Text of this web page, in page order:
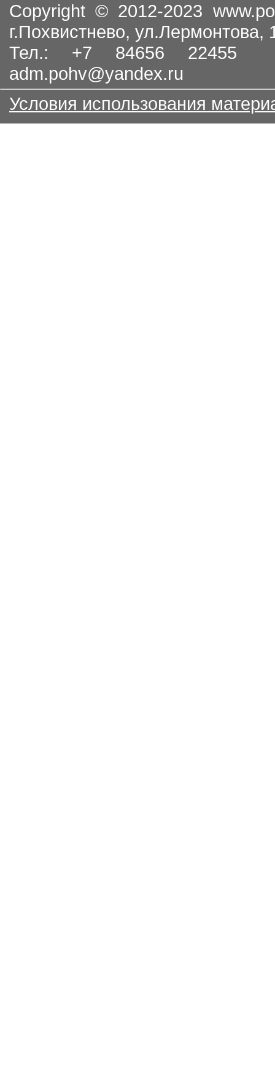
Copyright © 2012-2023
г.Похвистнево, ул.Лермонтова,
Тел.: +7 84656
adm.pohv@yandex.ru
Условия использования